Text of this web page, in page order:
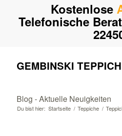
Kostenlose
Telefonische
GEMBINSKI
Blog - Aktuelle Neuigkeiten
Du bist hier: Startseite / Teppiche /